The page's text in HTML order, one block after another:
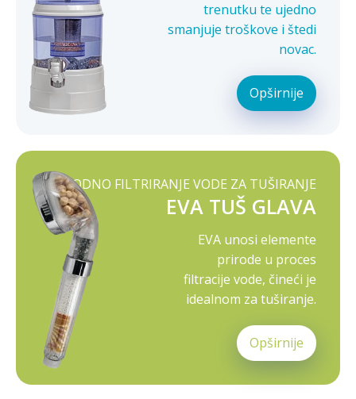
trenutku te ujedno
smanjuje troškove i štedi
novac.
Opširnije
PRIRODNO FILTRIRANJE VODE ZA TUŠIRANJE
EVA TUŠ GLAVA
EVA unosi elemente
prirode u proces
filtracije vode, čineći je
idealnom za tuširanje.
Opširnije